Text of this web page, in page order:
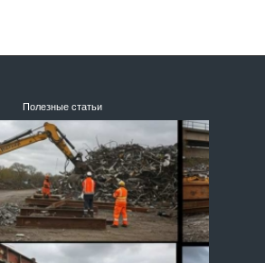
Полезные статьи